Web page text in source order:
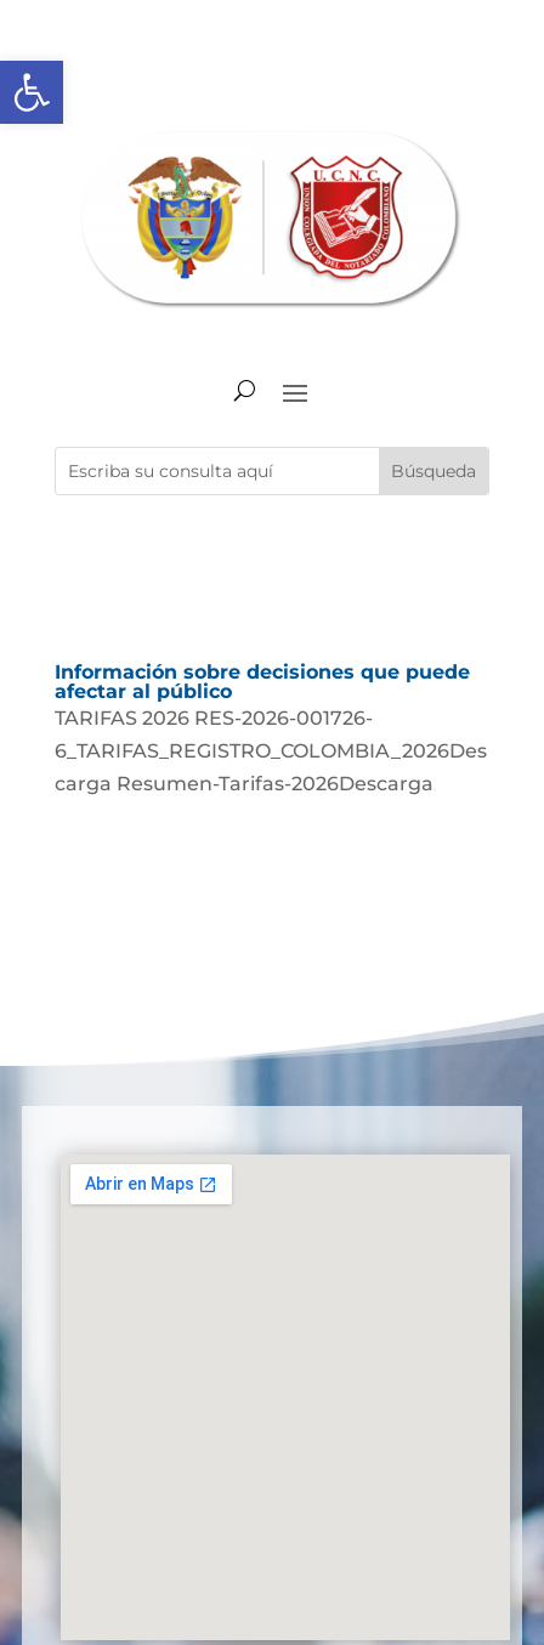
Abrir barra de herramientas
Información sobre decisiones que puede
afectar al público
TARIFAS 2026 RES-2026-001726-
6_TARIFAS_REGISTRO_COLOMBIA_2026Des
carga Resumen-Tarifas-2026Descarga